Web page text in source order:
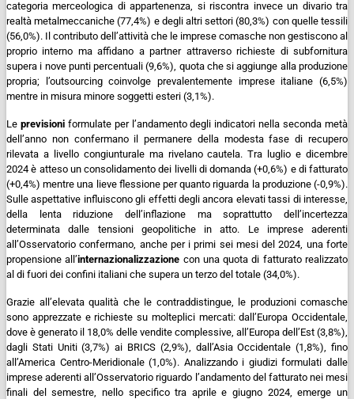
categoria merceologica di appartenenza, si riscontra invece un divario tra
realtà metalmeccaniche (77,4%) e degli altri settori (80,3%) con quelle tessili
(56,0%). Il contributo dell’attività che le imprese comasche non gestiscono al
proprio interno ma affidano a partner attraverso richieste di subfornitura
supera i nove punti percentuali (9,6%), quota che si aggiunge alla produzione
propria; l’outsourcing coinvolge prevalentemente imprese italiane (6,5%)
mentre in misura minore soggetti esteri (3,1%).
Le previsioniformulate per l’andamento degli indicatori nella seconda metà
dell’anno non confermano il permanere della modesta fase di recupero
rilevata a livello congiunturale ma rivelano cautela. Tra luglio e dicembre
2024 è atteso un consolidamento dei livelli di domanda (+0,6%) e di fatturato
(+0,4%) mentre una lieve flessione per quanto riguarda la produzione (-0,9%).
Sulle aspettative influiscono gli effetti degli ancora elevati tassi di interesse,
della lenta riduzione dell’inflazione ma soprattutto dell’incertezza
determinata dalle tensioni geopolitiche in atto. Le imprese aderenti
all’Osservatorio confermano, anche per i primi sei mesi del 2024, una forte
propensione all’internazionalizzazione con una quota di fatturato realizzato
al di fuori dei confini italiani che supera un terzo del totale (34,0%).
Grazie all’elevata qualità che le contraddistingue, le produzioni comasche
sono apprezzate e richieste su molteplici mercati: dall’Europa Occidentale,
dove è generato il 18,0% delle vendite complessive, all’Europa dell’Est (3,8%),
dagli Stati Uniti (3,7%) ai BRICS (2,9%), dall’Asia Occidentale (1,8%), fino
all’America Centro-Meridionale (1,0%). Analizzando i giudizi formulati dalle
imprese aderenti all’Osservatorio riguardo l’andamento del fatturato nei mesi
finali del semestre, nello specifico tra aprile e giugno 2024, emerge un